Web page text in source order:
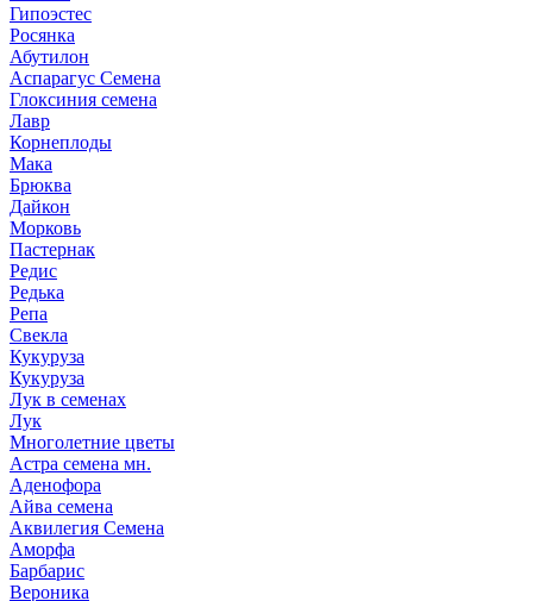
Гипоэстес
Росянка
Абутилон
Аспарагус Семена
Глоксиния семена
Лавр
Корнеплоды
Мака
Брюква
Дайкон
Морковь
Пастернак
Редис
Редька
Репа
Свекла
Кукуруза
Кукуруза
Лук в семенах
Лук
Многолетние цветы
Астра семена мн.
Аденофора
Айва семена
Аквилегия Семена
Аморфа
Барбарис
Вероника